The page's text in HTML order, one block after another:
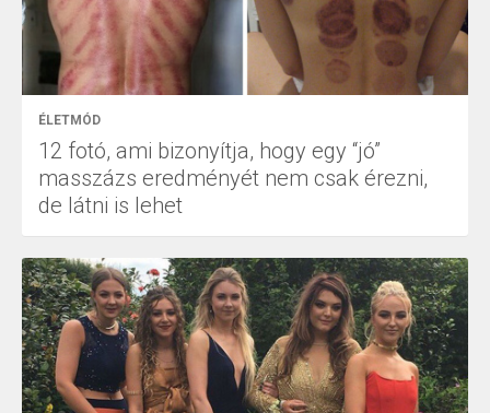
ÉLETMÓD
12 fotó, ami bizonyítja, hogy egy “jó”
masszázs eredményét nem csak érezni,
de látni is lehet